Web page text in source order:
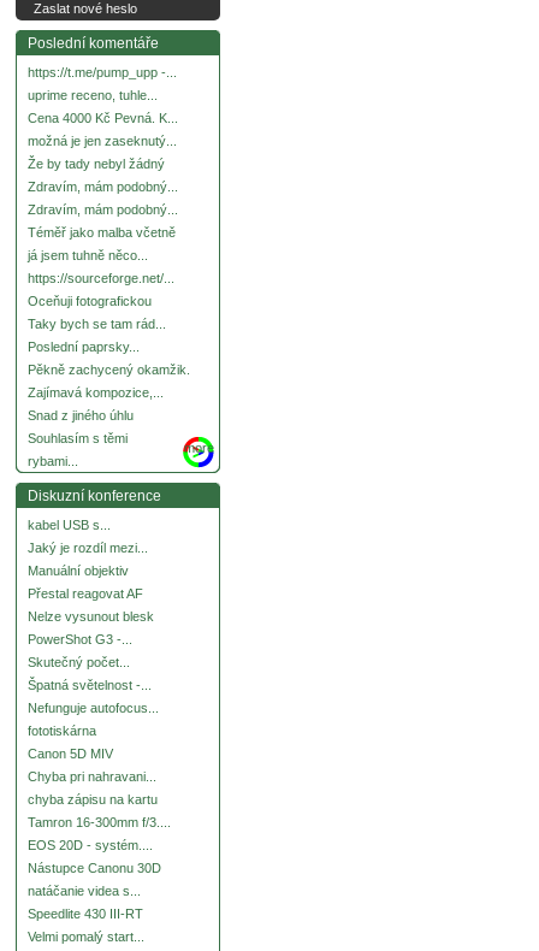
Zaslat nové heslo
Poslední komentáře
https://t.me/pump_upp -...
uprime receno, tuhle...
Cena 4000 Kč Pevná. K...
možná je jen zaseknutý...
Že by tady nebyl žádný
Zdravím, mám podobný...
Zdravím, mám podobný...
Téměř jako malba včetně
já jsem tuhně něco...
https://sourceforge.net/...
Oceňuji fotografickou
Taky bych se tam rád...
Poslední paprsky...
Pěkně zachycený okamžik.
Zajímavá kompozice,...
Snad z jiného úhlu
Souhlasím s těmi
rybami...
more
Diskuzní konference
kabel USB s...
Jaký je rozdíl mezi...
Manuální objektiv
Přestal reagovat AF
Nelze vysunout blesk
PowerShot G3 -...
Skutečný počet...
Špatná světelnost -...
Nefunguje autofocus...
fototiskárna
Canon 5D MIV
Chyba pri nahravani...
chyba zápisu na kartu
Tamron 16-300mm f/3....
EOS 20D - systém....
Nástupce Canonu 30D
natáčanie videa s...
Speedlite 430 III-RT
Velmi pomalý start...